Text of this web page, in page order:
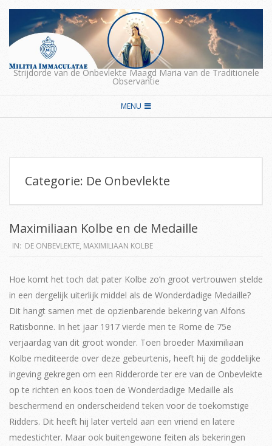
Skip
content
Strijdorde van de Onbevlekte Maagd Maria van de Traditionele
Observantie
Navigation
MENU
Categorie: De Onbevlekte
Maximiliaan Kolbe en de Medaille
2019-
04-
16
IN: DE ONBEVLEKTE, MAXIMILIAAN KOLBE
Hoe komt het toch dat pater Kolbe zo’n groot vertrouwen stelde
in een dergelijk uiterlijk middel als de Wonderdadige Medaille?
Dit hangt samen met de opzienbarende bekering van Alfons
Ratisbonne. In het jaar 1917 vierde men te Rome de 75e
verjaardag van dit groot wonder. Toen broeder Maximiliaan
Kolbe mediteerde over deze gebeurtenis, heeft hij de goddelijke
ingeving gekregen om een Ridderorde ter ere van de Onbevlekte
op te richten en koos toen de Wonderdadige Medaille als
beschermend en onderscheidend teken voor de toekomstige
Ridders. Dit heeft hij later verteld aan een vriend en latere
medestichter. Maar ook buitengewone feiten als bekeringen